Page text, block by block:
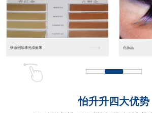
聚酯树脂 热塑性丙烯酸树脂
怡升升四大优势